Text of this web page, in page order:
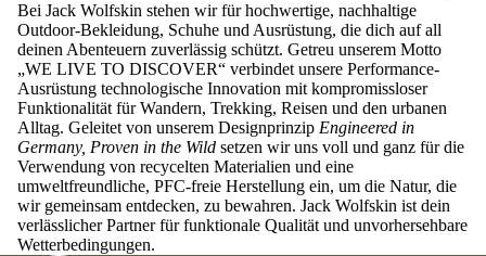
Bei Jack Wolfskin stehen wir für hochwertige, nachhaltige
Outdoor-Bekleidung, Schuhe und Ausrüstung, die dich auf all
deinen Abenteuern zuverlässig schützt. Getreu unserem Motto
„WE LIVE TO DISCOVER“ verbindet unsere Performance-
Ausrüstung technologische Innovation mit kompromissloser
Funktionalität für Wandern, Trekking, Reisen und den urbanen
Alltag. Geleitet von unserem Designprinzip Engineered in
Germany, Proven in the Wild setzen wir uns voll und ganz für die
Verwendung von recycelten Materialien und eine
umweltfreundliche, PFC-freie Herstellung ein, um die Natur, die
wir gemeinsam entdecken, zu bewahren. Jack Wolfskin ist dein
verlässlicher Partner für funktionale Qualität und unvorhersehbare
Wetterbedingungen.